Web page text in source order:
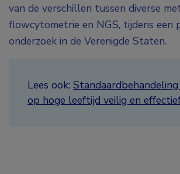
van de verschillen tussen diverse
flowcytometrie en NGS, tijdens een
onderzoek in de Verenigde Staten.
Lees ook:
op hoge leeftijd veilig en